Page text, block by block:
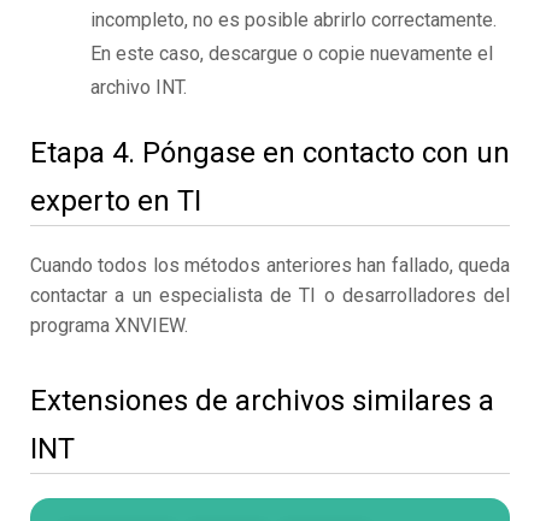
incompleto, no es posible abrirlo correctamente.
En este caso, descargue o copie nuevamente el
archivo INT.
Etapa 4. Póngase en contacto con un
experto en TI
Cuando todos los métodos anteriores han fallado, queda
contactar a un especialista de TI o desarrolladores del
programa XNVIEW.
Extensiones de archivos similares a
INT